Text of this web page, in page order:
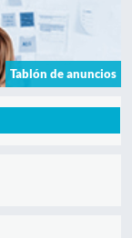
Tablón de anuncios